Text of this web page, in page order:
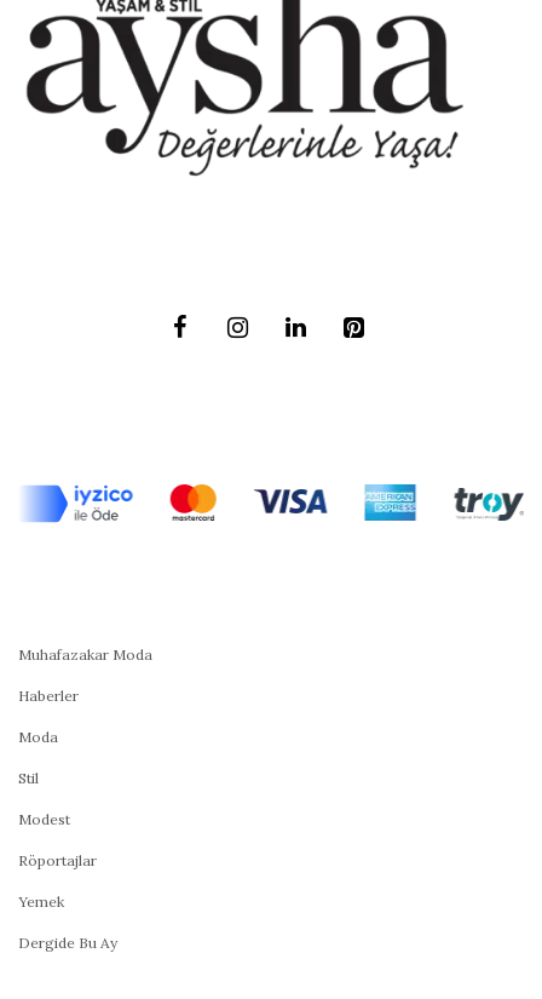
Muhafazakar Moda
Haberler
Moda
Stil
Modest
Röportajlar
Yemek
Dergide Bu Ay